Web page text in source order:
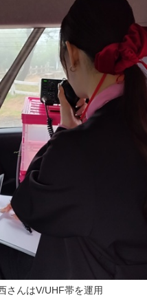
さんはV/UHF帯を運用